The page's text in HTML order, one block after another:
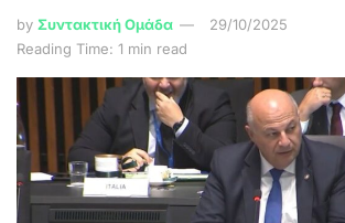
by Συντακτική Ομάδα
29/10/2025
Reading Time: 1 min read